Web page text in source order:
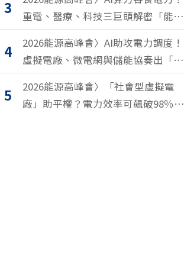
3
重電、醫療、科技三巨頭解密「能源
轉型2.0」致勝關鍵
4
2026能源高峰會〉AI助攻電力調度！
虛擬電廠、微電網與儲能協奏出「能
源交響樂」
5
2026能源高峰會〉「社會型虛擬電
廠」助平權？電力效率可飆破98％？